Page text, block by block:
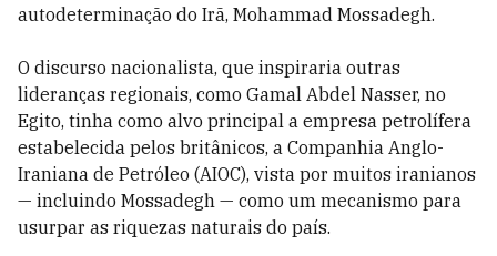
autodeterminação do Irã, Mohammad Mossadegh.
O discurso nacionalista, que inspiraria outras
lideranças regionais, como Gamal Abdel Nasser, no
Egito, tinha como alvo principal a empresa petrolífera
estabelecida pelos britânicos, a Companhia Anglo-
Iraniana de Petróleo (AIOC), vista por muitos iranianos
— incluindo Mossadegh — como um mecanismo para
usurpar as riquezas naturais do país.